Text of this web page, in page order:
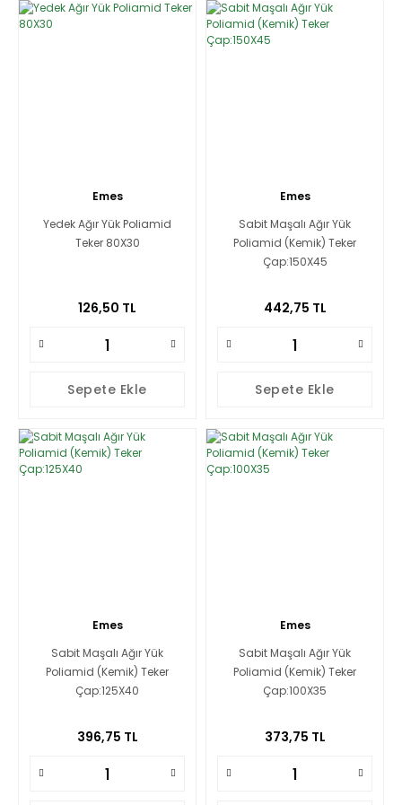
Emes
Yedek Ağır Yük Poliamid
Teker 80X30
126,50 TL
Sepete Ekle
Emes
Sabit Maşalı Ağır Yük
Poliamid (Kemik) Teker
Çap:150X45
442,75 TL
Sepete Ekle
Emes
Sabit Maşalı Ağır Yük
Poliamid (Kemik) Teker
Çap:125X40
396,75 TL
Emes
Sabit Maşalı Ağır Yük
Poliamid (Kemik) Teker
Çap:100X35
373,75 TL